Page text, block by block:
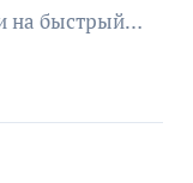
на быстрый…